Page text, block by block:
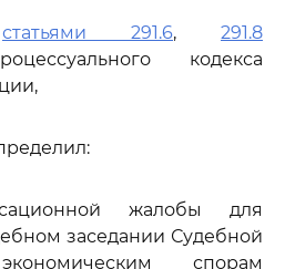
статьями 291.6, 291.8
кодекса
жалобы для
заседании Судебной
спорам